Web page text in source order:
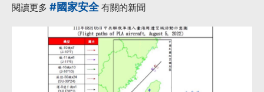
閱讀更多 #國家安全有關的新聞